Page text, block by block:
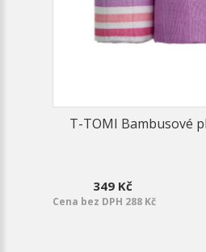
T-TOMI Bambusové
349 Kč
Cena bez DPH 288 Kč